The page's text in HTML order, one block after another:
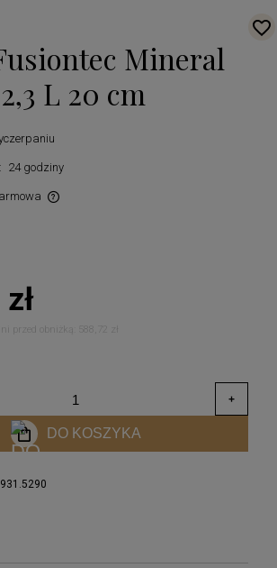
Mineral
L 20 cm
24 godziny
przed obniżką: 588,72 zł
DO KOSZYKA